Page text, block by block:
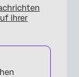
ihrer